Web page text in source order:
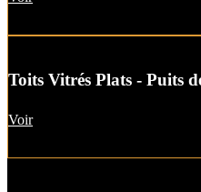
Toits Vitrés Plats - Puits
Voir